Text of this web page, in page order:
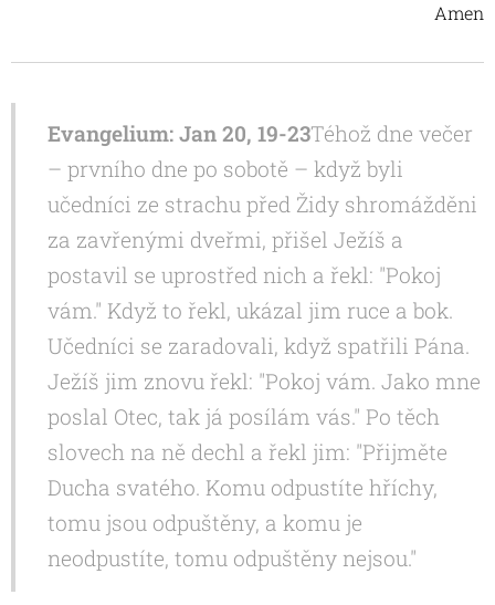
Amen
Evangelium: Jan 20, 19-23Téhož dne večer
– prvního dne po sobotě – když byli
učedníci ze strachu před Židy shromážděni
za zavřenými dveřmi, přišel Ježíš a
postavil se uprostřed nich a řekl: "Pokoj
vám." Když to řekl, ukázal jim ruce a bok.
Učedníci se zaradovali, když spatřili Pána.
Ježíš jim znovu řekl: "Pokoj vám. Jako mne
poslal Otec, tak já posílám vás." Po těch
slovech na ně dechl a řekl jim: "Přijměte
Ducha svatého. Komu odpustíte hříchy,
tomu jsou odpuštěny, a komu je
neodpustíte, tomu odpuštěny nejsou."